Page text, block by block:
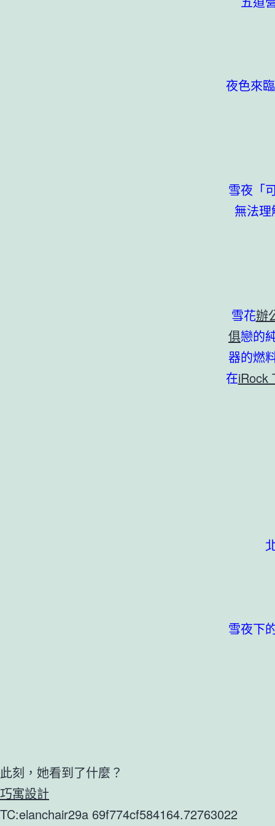
夜色來
雪夜「
無法
雪花辦
俱戀的
器的燃
在iRock
雪夜下
此刻，她看到了什麼？
巧寓設計
TC:elanchair29a 69f774cf584164.72763022